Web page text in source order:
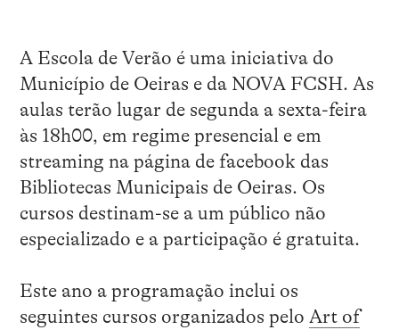
A Escola de Verão é uma iniciativa do
Município de Oeiras e da NOVA FCSH. As
aulas terão lugar de segunda a sexta-feira
às 18h00, em regime presencial e em
streaming na página de facebook das
Bibliotecas Municipais de Oeiras. Os
cursos destinam-se a um público não
especializado e a participação é gratuita.
Este ano a programação inclui os
seguintes cursos organizados pelo Art of